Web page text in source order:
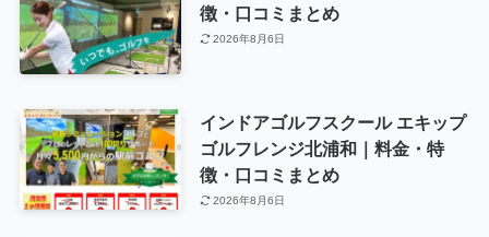
徴・口コミまとめ
2026年8月6日
インドアゴルフスクール エキップ
ゴルフレンジ北浦和｜料金・特
徴・口コミまとめ
2026年8月6日